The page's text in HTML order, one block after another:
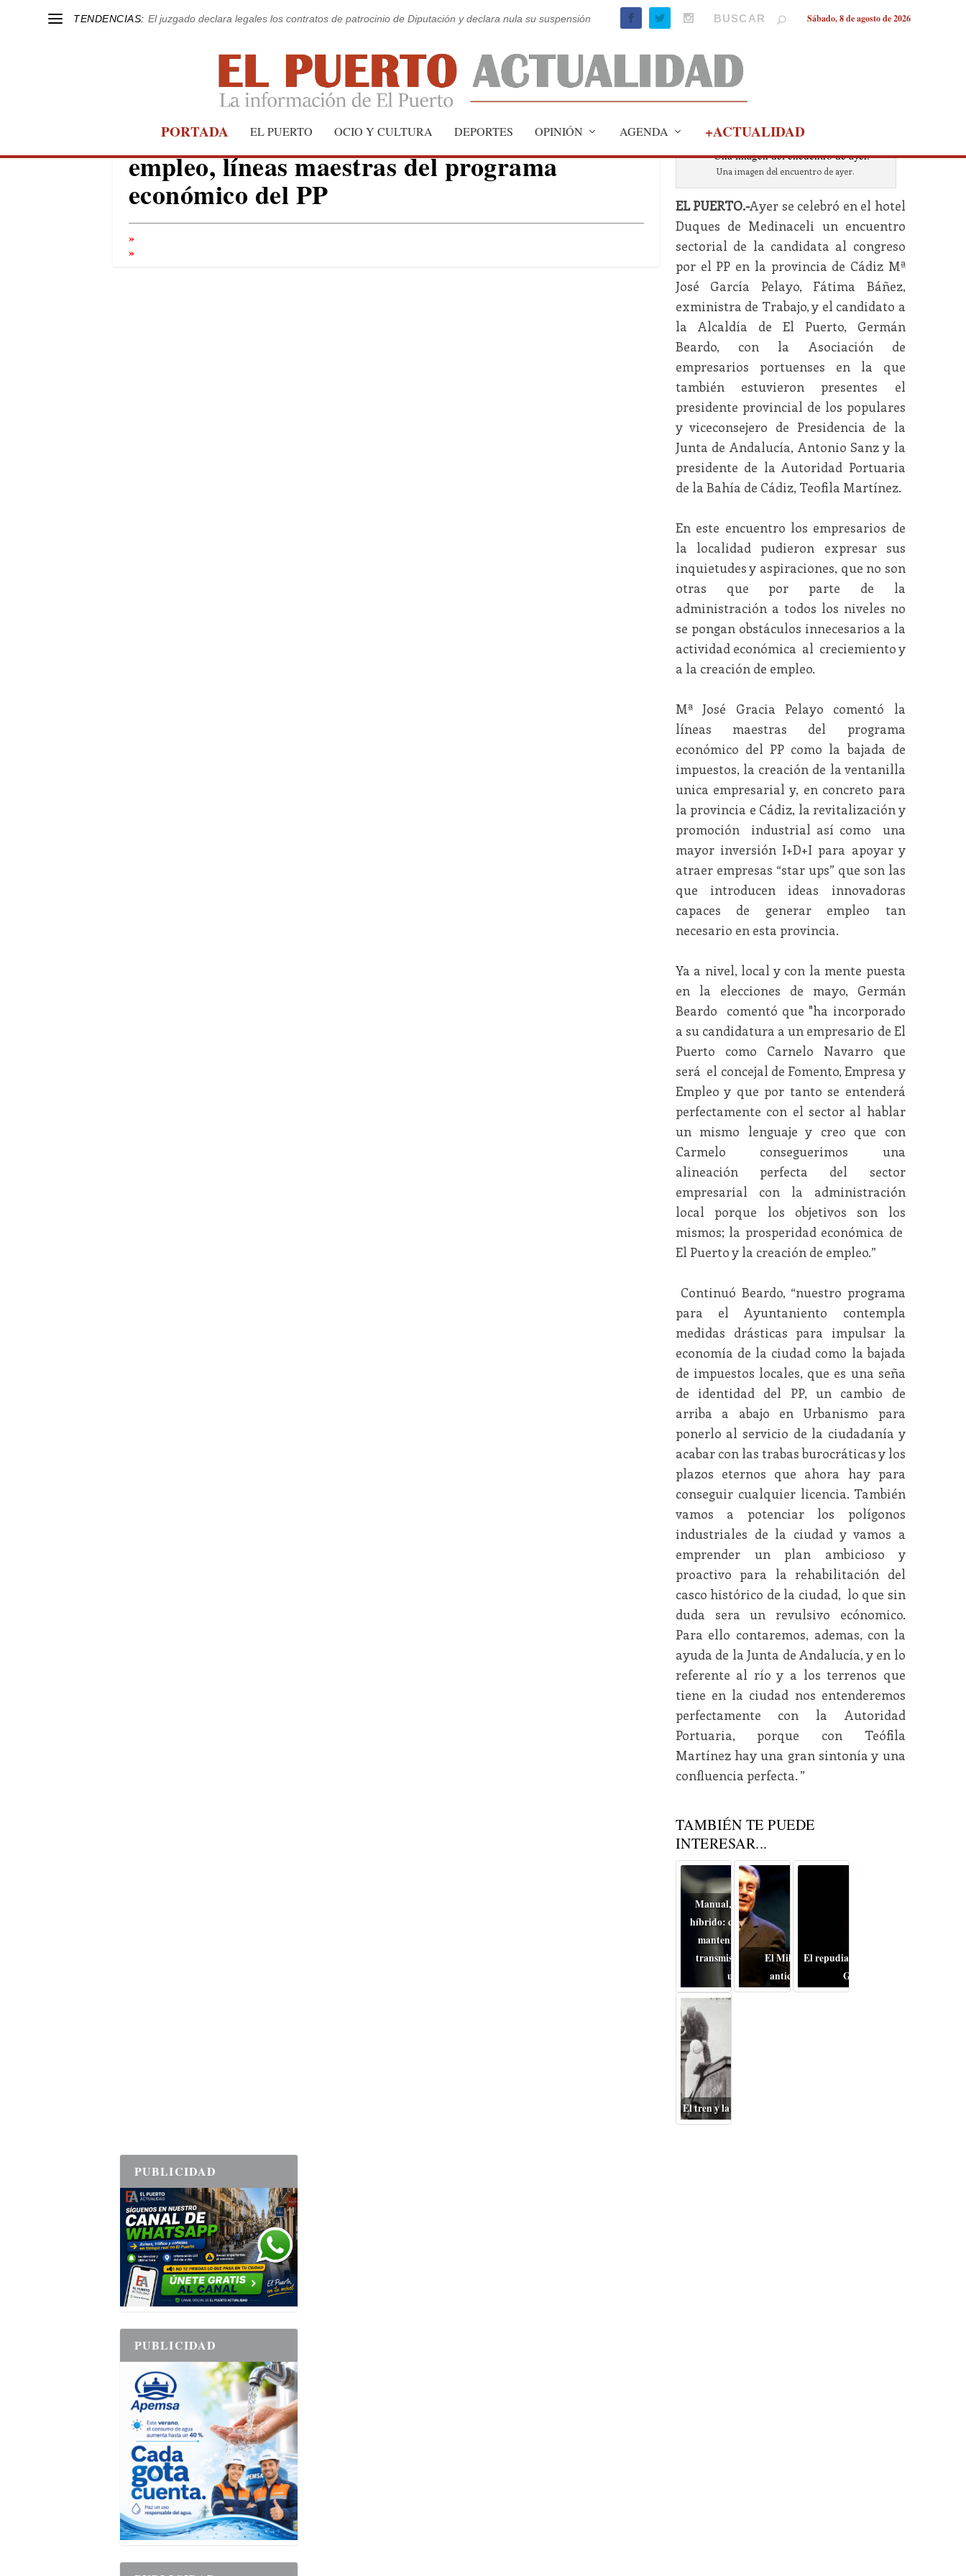
TENDENCIAS: El juzgado declara legales los contratos de patrocinio de Diputación y declara nula su suspensión Sábado, 8 de agosto de 2026
PORTADA EL PUERTO OCIO Y CULTURA DEPORTES OPINIÓN AGENDA +ACTUALIDAD
Menos impuestos y burocracia y creación de
empleo, líneas maestras del programa
económico del PP
Una imagen del encuentro de ayer.
EL PUERTO.-Ayer se celebró en el hotel
Duques de Medinaceli un encuentro
sectorial de la candidata al congreso
por el PP en la provincia de Cádiz Mª
José García Pelayo, Fátima Báñez,
exministra de Trabajo, y el candidato a
la Alcaldía de El Puerto, Germán
Beardo, con la Asociación de
empresarios portuenses en la que
también estuvieron presentes el
presidente provincial de los populares
y viceconsejero de Presidencia de la
Junta de Andalucía, Antonio Sanz y la
presidente de la Autoridad Portuaria
de la Bahía de Cádiz, Teofila Martínez.
En este encuentro los empresarios de
la localidad pudieron expresar sus
inquietudes y aspiraciones, que no son
otras que por parte de la
administración a todos los niveles no
se pongan obstáculos innecesarios a la
actividad económica al creciemiento y
a la creación de empleo.
Mª José Gracia Pelayo comentó la
líneas maestras del programa
económico del PP como la bajada de
impuestos, la creación de la ventanilla
unica empresarial y, en concreto para
la provincia e Cádiz, la revitalización y
promoción industrial así como una
mayor inversión I+D+I para apoyar y
atraer empresas “star ups” que son las
que introducen ideas innovadoras
capaces de generar empleo tan
necesario en esta provincia.
Ya a nivel, local y con la mente puesta
en la elecciones de mayo, Germán
Beardo comentó que "ha incorporado
a su candidatura a un empresario de El
Puerto como Carnelo Navarro que
será el concejal de Fomento, Empresa y
Empleo y que por tanto se entenderá
perfectamente con el sector al hablar
un mismo lenguaje y creo que con
Carmelo conseguerimos una
alineación perfecta del sector
empresarial con la administración
local porque los objetivos son los
mismos; la prosperidad económica de
El Puerto y la creación de empleo.”
Continuó Beardo, “nuestro programa
para el Ayuntaniento contempla
medidas drásticas para impulsar la
economía de la ciudad como la bajada
de impuestos locales, que es una seña
de identidad del PP, un cambio de
arriba a abajo en Urbanismo para
ponerlo al servicio de la ciudadanía y
acabar con las trabas burocráticas y los
plazos eternos que ahora hay para
conseguir cualquier licencia. También
vamos a potenciar los polígonos
industriales de la ciudad y vamos a
emprender un plan ambicioso y
proactivo para la rehabilitación del
casco histórico de la ciudad, lo que sin
duda sera un revulsivo ecónomico.
Para ello contaremos, ademas, con la
ayuda de la Junta de Andalucía, y en lo
referente al río y a los terrenos que
tiene en la ciudad nos entenderemos
perfectamente con la Autoridad
Portuaria, porque con Teófila
Martínez hay una gran sintonía y una
confluencia perfecta. ”
TAMBIÉN TE PUEDE
INTERESAR...
Manual, automático o
híbrido: cómo cambia el
mantenimiento de la
transmisión en coches
usados
El Miloš Forman
anticomunista
El repudiable drama de la
Guerra
El tren y la Gran Depresión
PUBLICIDAD
PUBLICIDAD